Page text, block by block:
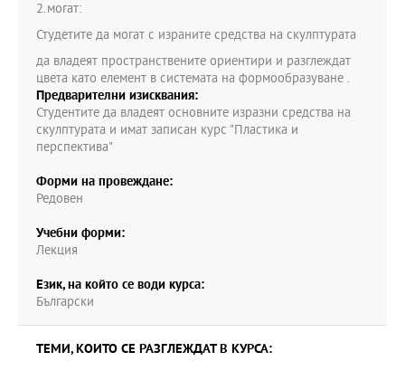
2.могат:
Студетите да могат с израните средства на скулптурата
да владеят пространствените ориентири и разглеждат
цвета като елемент в системата на формообразуване .
Предварителни изисквания:
Студентите да владеят основните изразни средства на
скулптурата и имат записан курс "Пластика и
перспектива"
Форми на провеждане:
Редовен
Учебни форми:
Лекция
Език, на който се води курса:
Български
ТЕМИ, КОИТО СЕ РАЗГЛЕЖДАТ В КУРСА: